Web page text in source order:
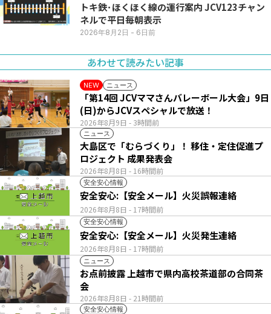
トキ鉄･ほくほく線の運行案内 JCV123チャン
ネルで平日毎朝表示
2026年8月2日 - 6日前
あわせて読みたい記事
NEW ニュース
2026年8月9日 - 3時間前
「第14回 JCVママさんバレーボール大会」9日
(日)からJCVスペシャルで放送！
ニュース
2026年8月8日 - 16時間前
大島区で「むらづくり」！ 移住・定住促進プ
ロジェクト 成果発表会
安全安心情報
2026年8月8日 - 17時間前
安全安心:【安全メール】火災誤報連絡
安全安心情報
2026年8月8日 - 17時間前
安全安心:【安全メール】火災発生連絡
ニュース
2026年8月8日 - 21時間前
お点前披露 上越市で県内高校茶道部の合同茶
会
安全安心情報